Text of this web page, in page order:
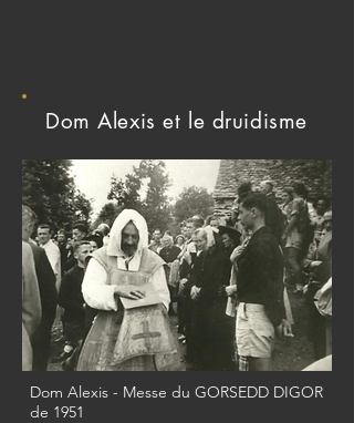
Dom Alexis et le druidisme
Dom Alexis - Messe du GORSEDD DIGOR
de 1951